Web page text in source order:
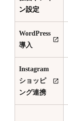
ン設定
WordPress
導入
Instagram
ショッピ
ング連携